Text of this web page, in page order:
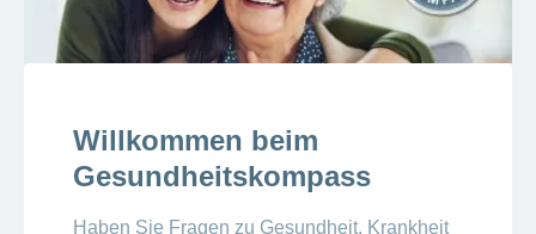
Willkommen beim
Gesundheitskompass
Haben Sie Fragen zu Gesundheit, Krankheit